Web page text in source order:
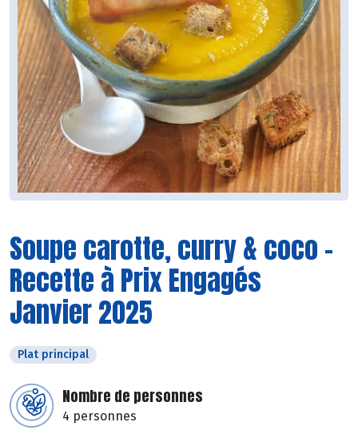
Soupe carotte, curry & coco -
Recette à Prix Engagés
Janvier 2025
Plat principal
Nombre de personnes
4 personnes